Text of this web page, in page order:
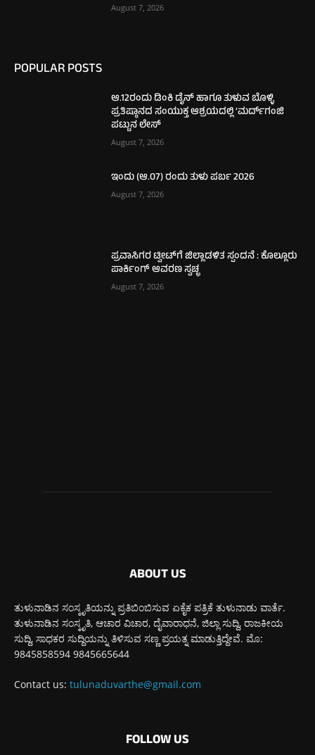
August 7, 2026
POPULAR POSTS
ಆ.12ರಂದು ಡಿಂಕಿ ಡೈನ್ ಹಾಗೂ ತುಳುವ ಬೊಳ್ಳಿ
ಪ್ರತಿಷ್ಠಾನದ ಸಂಯುಕ್ತ ಆಶ್ರಯದಲ್ಲಿ ‘ಮರ್ದ್‌ಗಂಜಿ
ಪಟ್ಟುನ ಲೇಸ್‌
August 7, 2026
ಇಂದು (ಆ.07) ರಂದು ತುಳು ಪರ್ಬ 2026
August 7, 2026
ಪ್ರವಾಸಿಗರ ಟ್ವೀಟ್‌ಗೆ ಜಿಲ್ಲಾಡಳಿತ ಸ್ಪಂದನೆ : ಕೊಲ್ಲೂರು
ಪಾರ್ಕಿಂಗ್​ ಆವರಣ ಸ್ವಚ್ಛ
August 7, 2026
ABOUT US
ತುಳುನಾಡಿನ ಸಂಸ್ಕೃತಿಯನ್ನು ಪ್ರತಿಬಿಂಬಿಸುವ ಏಕೈಕ ಪತ್ರಿಕೆ ತುಳುನಾಡು ವಾರ್ತೆ.
ತುಳುನಾಡಿನ ಸಂಸ್ಕೃತಿ, ಆಚಾರ ವಿಚಾರ, ದೈವಾರಾಧನೆ, ಜಿಲ್ಲಾ ಸುದ್ದಿ, ರಾಜಕೀಯ
ಸುದ್ದಿ, ಸಾಧಕರ ಸುದ್ದಿಯನ್ನು ತಿಳಿಸುವ ಸಣ್ಣ ಪ್ರಯತ್ನ ಮಾಡುತ್ತಿದ್ದೇವೆ. ಮೊ:
9845858594 9845665644
Contact us: tulunaduvarthe@gmail.com
FOLLOW US